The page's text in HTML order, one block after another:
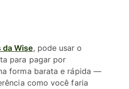
da Wise, pode usar o
para pagar por
forma barata e rápida —
como você faria